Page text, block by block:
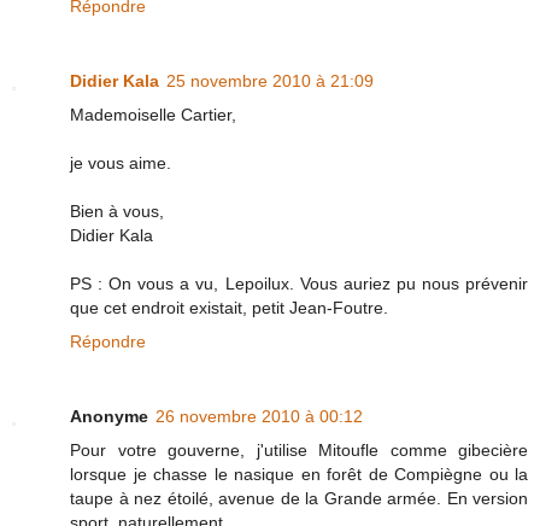
Répondre
Didier Kala 25 novembre 2010 à 21:09
Mademoiselle Cartier,
je vous aime.
Bien à vous,
Didier Kala
PS : On vous a vu, Lepoilux. Vous auriez pu nous prévenir
que cet endroit existait, petit Jean-Foutre.
Répondre
Anonyme 26 novembre 2010 à 00:12
Pour votre gouverne, j'utilise Mitoufle comme gibecière
lorsque je chasse le nasique en forêt de Compiègne ou la
taupe à nez étoilé, avenue de la Grande armée. En version